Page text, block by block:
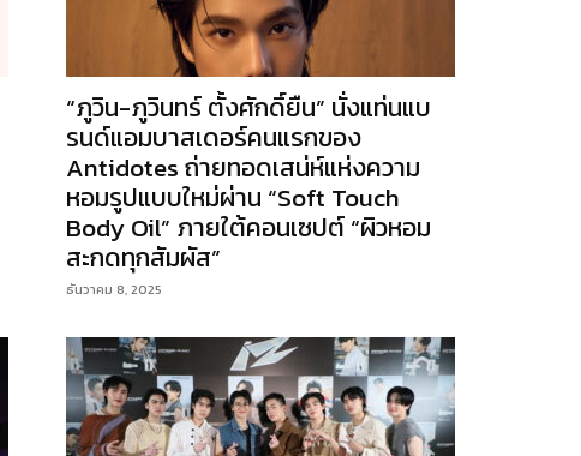
“ภูวิน-ภูวินทร์ ตั้งศักดิ์ยืน” นั่งแท่นแบ
รนด์แอมบาสเดอร์คนแรกของ
Antidotes ถ่ายทอดเสน่ห์แห่งความ
หอมรูปแบบใหม่ผ่าน “Soft Touch
Body Oil” ภายใต้คอนเซปต์ “ผิวหอม
สะกดทุกสัมผัส”
ธันวาคม 8, 2025